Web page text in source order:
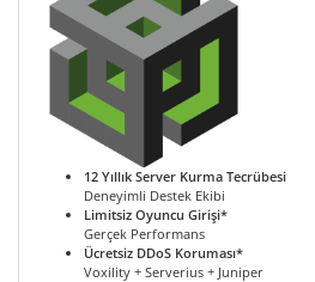
12 Yıllık Server Kurma Tecrübesi
Deneyimli Destek Ekibi
Limitsiz Oyuncu Girişi*
Gerçek Performans
Ücretsiz DDoS Koruması*
Voxility + Serverius + Juniper